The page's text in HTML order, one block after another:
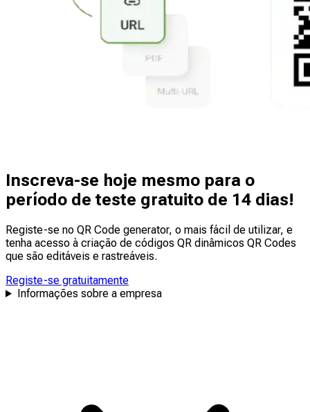
Inscreva-se hoje mesmo para o
período de teste gratuito de 14 dias!
Registe-se no QR Code generator, o mais fácil de utilizar, e
tenha acesso à criação de códigos QR dinâmicos QR Codes
que são editáveis e rastreáveis.
Registe-se gratuitamente
Informações sobre a empresa